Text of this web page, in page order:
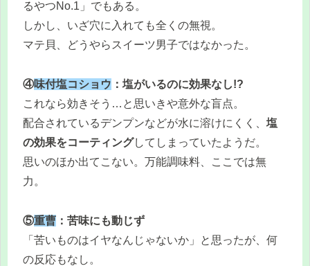
るやつNo.1」でもある。
しかし、いざ穴に入れても全くの無視。
マテ貝、どうやらスイーツ男子ではなかった。
④味付塩コショウ ：塩がいるのに効果なし!?
これなら効きそう…と思いきや意外な盲点。
配合されているデンプンなどが水に溶けにくく、 塩
の効果をコーティングしてしまっていたようだ。
思いのほか出てこない。万能調味料、ここでは無
力。
⑤重曹 ：苦味にも動じず
「苦いものはイヤなんじゃないか」と思ったが、何
の反応もなし。